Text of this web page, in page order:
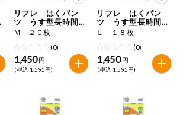
リフレ はくパン
ツ うす型長時間安
心
Ｍ ２０枚
(0)
1,450 円
(税込 1,595円)
リフレ はくパン
ツ うす型長時間安
心Ｌ １８枚
(0)
1,450 円
(税込 1,595円)